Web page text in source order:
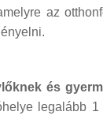
az
és
legalább